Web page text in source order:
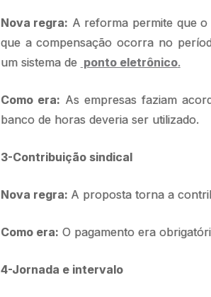
Nova regra: A reforma permite que o
que a compensação ocorra no
um sistema de ponto eletrônico.
Como era: As empresas faziam
banco de horas deveria ser utilizado.
3-Contribuição sindical
Nova regra: A proposta torna a
Como era: O pagamento era
4-Jornada e intervalo